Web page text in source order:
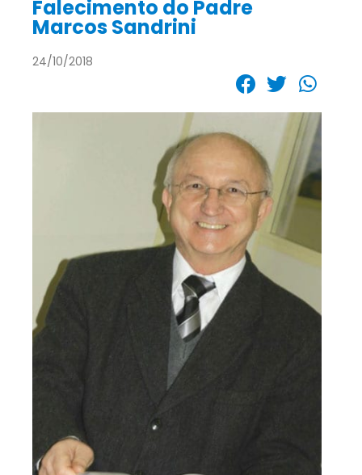
Falecimento do Padre
Marcos Sandrini
24/10/2018